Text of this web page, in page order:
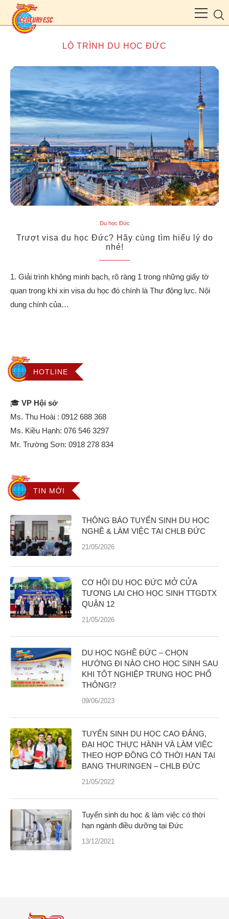
LỘ TRÌNH DU HỌC ĐỨC
Du học Đức
Trượt visa du học Đức? Hãy cùng tìm hiểu lý do
nhé!
1. Giải trình không minh bạch, rõ ràng 1 trong những giấy tờ
quan trọng khi xin visa du học đó chính là Thư động lực. Nội
dung chính của…
HOTLINE
🎓 VP Hội sở
Ms. Thu Hoài : 0912 688 368
Ms. Kiều Hạnh: 076 546 3297
Mr. Trường Sơn: 0918 278 834
TIN MỚI
THÔNG BÁO TUYỂN SINH DU HỌC
NGHỀ & LÀM VIỆC TẠI CHLB ĐỨC
21/05/2026
CƠ HỘI DU HỌC ĐỨC MỞ CỬA
TƯƠNG LAI CHO HỌC SINH TTGDTX
QUẬN 12
21/05/2026
DU HỌC NGHỀ ĐỨC – CHỌN
HƯỚNG ĐI NÀO CHO HỌC SINH SAU
KHI TỐT NGHIỆP TRUNG HỌC PHỔ
THÔNG!?
09/06/2023
TUYỂN SINH DU HỌC CAO ĐẲNG,
ĐẠI HỌC THỰC HÀNH VÀ LÀM VIỆC
THEO HỢP ĐỒNG CÓ THỜI HẠN TẠI
BANG THURINGEN – CHLB ĐỨC
21/05/2022
Tuyển sinh du học & làm việc có thời
hạn ngành điều dưỡng tại Đức
13/12/2021